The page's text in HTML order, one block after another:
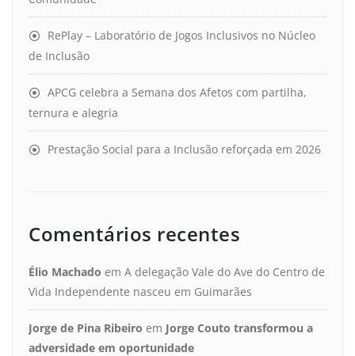
RePlay – Laboratório de Jogos Inclusivos no Núcleo
de Inclusão
APCG celebra a Semana dos Afetos com partilha,
ternura e alegria
Prestação Social para a Inclusão reforçada em 2026
Comentários recentes
Élio Machado em A delegação Vale do Ave do Centro de
Vida Independente nasceu em Guimarães
Jorge de Pina Ribeiro em Jorge Couto transformou a
adversidade em oportunidade